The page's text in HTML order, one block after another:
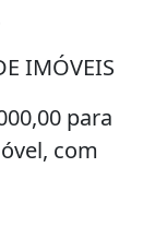
IMÓVEIS
para
com